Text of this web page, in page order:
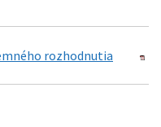
rozhodnutia